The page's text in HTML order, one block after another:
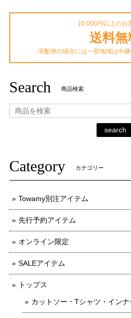
10,000円以上のお
送料無
宅配便の場合には一部地域は中継
Search 商品検索
search
Category カテゴリー
Towamy別注アイテム
先行予約アイテム
オンライン限定
SALEアイテム
トップス
カットソー・Tシャツ・インナ